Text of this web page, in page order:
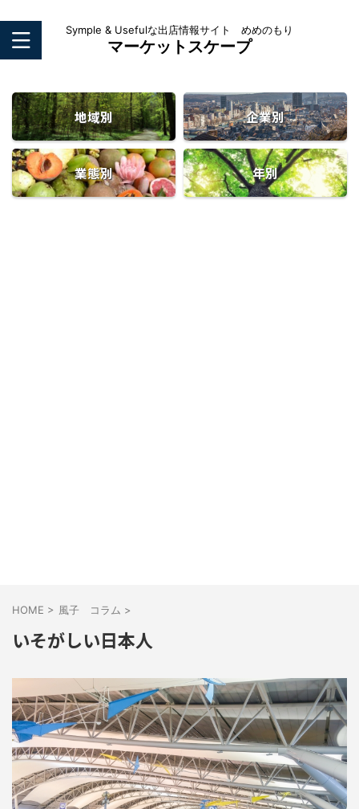
Symple & Usefulな出店情報サイト めめのもり
マーケットスケープ
地域別 企業別
業態別 年別
HOME > 風子 コラム >
いそがしい日本人